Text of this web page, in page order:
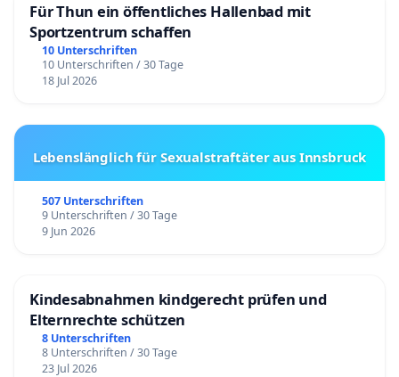
Für Thun ein öffentliches Hallenbad mit
Sportzentrum schaffen
10 Unterschriften
10 Unterschriften / 30 Tage
18 Jul 2026
Lebenslänglich für Sexualstraftäter aus Innsbruck
507 Unterschriften
9 Unterschriften / 30 Tage
9 Jun 2026
Kindesabnahmen kindgerecht prüfen und
Elternrechte schützen
8 Unterschriften
8 Unterschriften / 30 Tage
23 Jul 2026